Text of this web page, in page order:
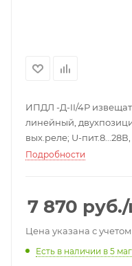
ИПДЛ -Д-II/4Р
линейный,
вых.реле; U-
раб.-25...+55°С;
Подробности
7 870 руб.
Цена указана с
Есть в наличии в 5